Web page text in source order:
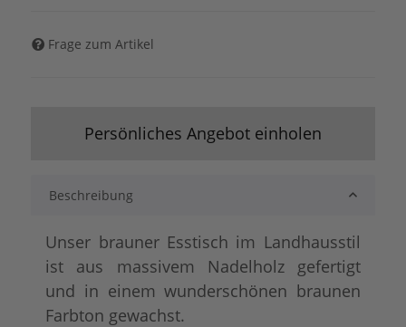
Frage zum Artikel
Persönliches Angebot einholen
Beschreibung
Unser brauner Esstisch im Landhausstil
ist aus massivem Nadelholz gefertigt
und in einem wunderschönen braunen
Farbton gewachst.